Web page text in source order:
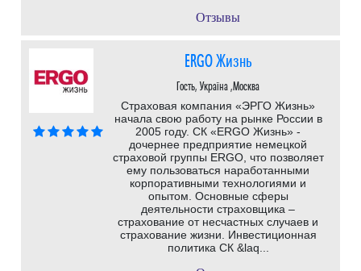
Отзывы
ERGO Жизнь
Гость, Україна ,Москва
Страховая компания «ЭРГО Жизнь»
начала свою работу на рынке России в
2005 году. СК «ERGO Жизнь» -
дочернее предприятие немецкой
страховой группы ERGO, что позволяет
ему пользоваться наработанными
корпоративными технологиями и
опытом. Основные сферы
деятельности страховщика –
страхование от несчастных случаев и
страхование жизни. Инвестиционная
политика СК &laq...